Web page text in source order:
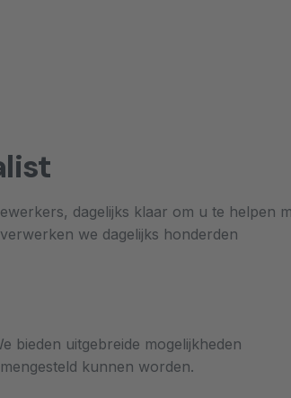
dagelijks klaar om u te helpen
we dagelijks honderden
bieden uitgebreide mogelijkheden
kunnen worden.